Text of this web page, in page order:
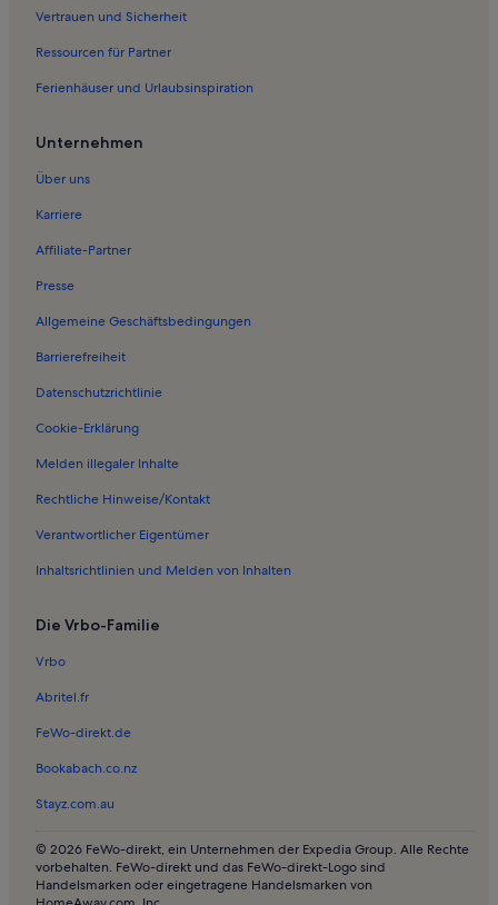
Vertrauen und Sicherheit
Ressourcen für Partner
Ferienhäuser und Urlaubsinspiration
Unternehmen
Über uns
Karriere
Affiliate-Partner
Presse
Allgemeine Geschäftsbedingungen
Barrierefreiheit
Datenschutzrichtlinie
Cookie-Erklärung
Melden illegaler Inhalte
Rechtliche Hinweise/Kontakt
Verantwortlicher Eigentümer
Inhaltsrichtlinien und Melden von Inhalten
Die Vrbo-Familie
Vrbo
Abritel.fr
FeWo-direkt.de
Bookabach.co.nz
Stayz.com.au
© 2026 FeWo-direkt, ein Unternehmen der Expedia Group. Alle Rechte
vorbehalten. FeWo-direkt und das FeWo-direkt-Logo sind
Handelsmarken oder eingetragene Handelsmarken von